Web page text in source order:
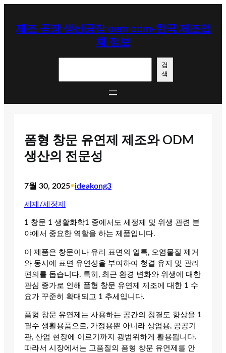
제조 공장 생산공장 oem odm-한국 제조업
체 정보
검
색
폼형 창문 유연제 제조와 ODM
생산의 전문성
7월 30, 2025•ideakong3
세제/세정제
1 창문 1 생활화학1 중에서도 세정제 및 위생 관련 분
야에서 중요한 역할을 하는 제품입니다.
이 제품은 창문이나 유리 표면의 얼룩, 오염물질 제거
와 동시에 표면 유연성을 부여하여 청결 유지 및 관리
편의를 돕습니다. 특히, 최근 환경 변화와 위생에 대한
관심 증가로 인해 폼형 창문 유연제 제조에 대한 1 수
요가 꾸준히 확대되고 1 추세입니다.
폼형 창문 유연제는 사용하는 공간의 청결도 향상을 1
필수 생활용품으로, 가정용뿐 아니라 상업용, 공공기
관, 산업 현장에 이르기까지 광범위하게 활용됩니다.
따라서 시장에서는 고품질의 폼형 창문 유연제를 안